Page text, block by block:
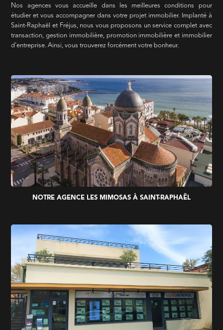
NOTRE AGENCE LES MIMOSAS À SAINT-RAPHAËL
Nos agences vous accueille dans les meilleures conditions pour
étudier et vous accompagner dans votre projet immobilier. Implanté à
Saint-Raphaël et Fréjus, nous vous proposons un service complet avec
transaction, gestion immobilière, promotion immobilière et immobilier
d'entreprise. Ainsi, vous trouverez forcément votre bonheur.